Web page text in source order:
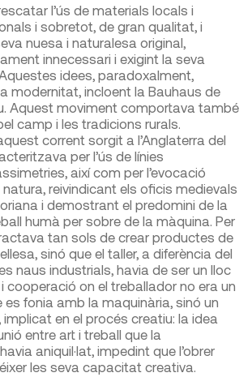
l’ús de materials locals i
i sobretot, de gran qualitat, i
nuesa i naturalesa original,
innecessari i exigint la seva
idees, paradoxalment,
modernitat, incloent la Bauhaus de
Aquest moviment comportava també
camp i les tradicions rurals.
corrent sorgit a l’Anglaterra del
per l’ús de línies
així com per l’evocació
natura, reivindicant els oficis medievals
i demostrant el predomini de la
humà per sobre de la màquina. Per
tan sols de crear productes de
sinó que el taller, a diferència del
naus industrials, havia de ser un lloc
cooperació on el treballador no era un
es fonia amb la maquinària, sinó un
implicat en el procés creatiu: la idea
entre art i treball que la
aniquil·lat, impedint que l’obrer
les seva capacitat creativa.